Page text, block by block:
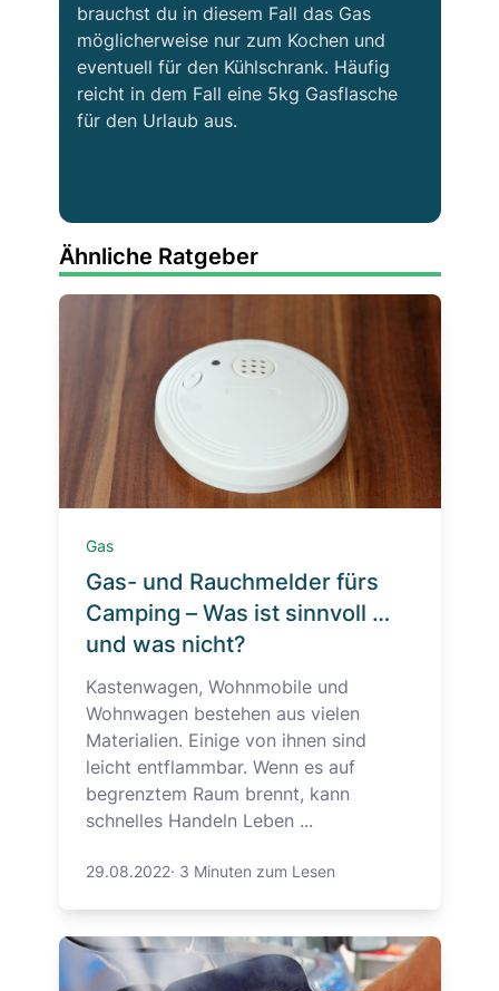
brauchst du in diesem Fall das Gas
möglicherweise nur zum Kochen und
eventuell für den Kühlschrank. Häufig
reicht in dem Fall eine 5kg Gasflasche
für den Urlaub aus.
Ähnliche Ratgeber
Gas
Gas- und Rauchmelder fürs
Camping – Was ist sinnvoll …
und was nicht?
Kastenwagen, Wohnmobile und
Wohnwagen bestehen aus vielen
Materialien. Einige von ihnen sind
leicht entflammbar. Wenn es auf
begrenztem Raum brennt, kann
schnelles Handeln Leben ...
29.08.2022· 3 Minuten zum Lesen